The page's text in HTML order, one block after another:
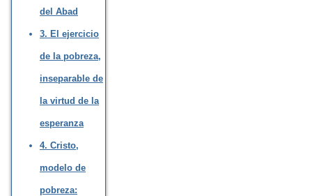
del Abad
3. El ejercicio
de la pobreza,
inseparable de
la virtud de la
esperanza
4. Cristo,
modelo de
pobreza: